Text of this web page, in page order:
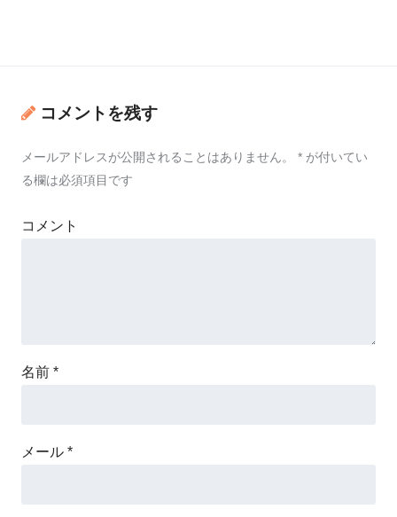
コメントを残す
メールアドレスが公開されることはありません。 * が付いてい
る欄は必須項目です
コメント
名前 *
メール *